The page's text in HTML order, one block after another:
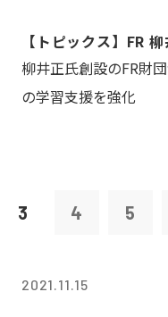
【トピックス】FR
柳井正氏創設のFR財
の学習支援を強化
3 4 5
2021.11.15